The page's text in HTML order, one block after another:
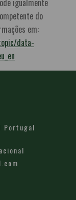
igualmente
do
em:
data-
Portugal